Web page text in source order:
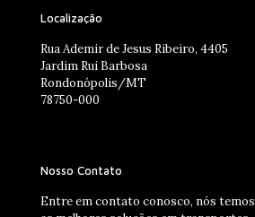
Localização
Rua Ademir de Jesus Ribeiro, 4405
Jardim Rui Barbosa
Rondonópolis/MT
78750-000
Nosso Contato
Entre em contato conosco, nós temos